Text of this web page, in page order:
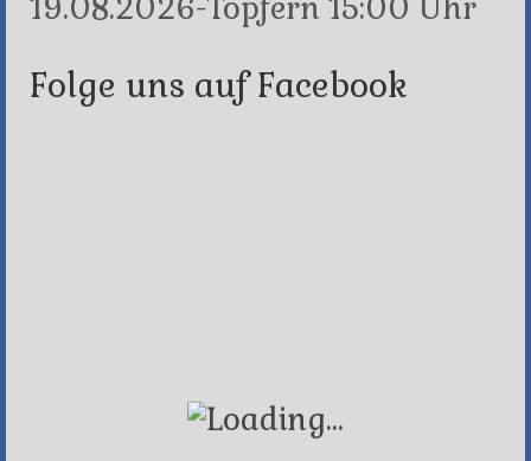
19.08.2026-Töpfern 15:00 Uhr
Folge uns auf Facebook